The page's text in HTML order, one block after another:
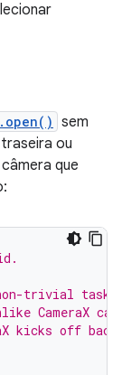
sem
ou
que
trivial
CameraX
kicks off